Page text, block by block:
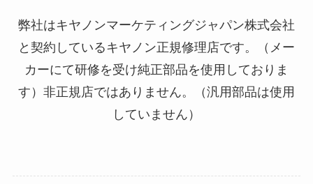
弊社はキヤノンマーケティングジャパン株式会社
と契約しているキヤノン正規修理店です。（メー
カーにて研修を受け純正部品を使用しておりま
す）非正規店ではありません。（汎用部品は使用
していません）